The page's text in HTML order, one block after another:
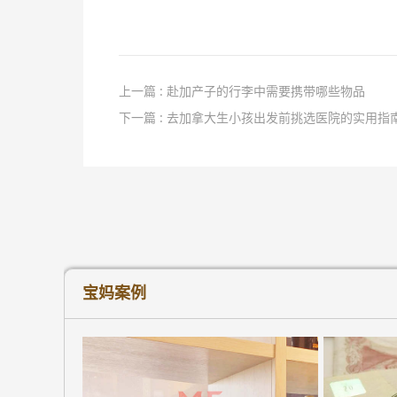
上一篇 : 赴加产子的行李中需要携带哪些物品
下一篇 : 去加拿大生小孩出发前挑选医院的实用指
宝妈案例